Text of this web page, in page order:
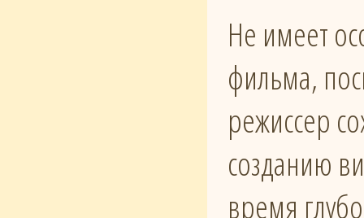
Не имеет
фильма,
режиссер
созданию
время